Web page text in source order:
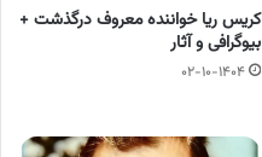
کریس ریا خواننده معروف درگذشت +
بیوگرافی و آثار
۰۲-۱۰-۱۴۰۴